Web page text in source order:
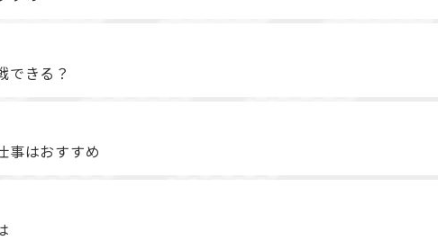
できる？
事はおすすめ